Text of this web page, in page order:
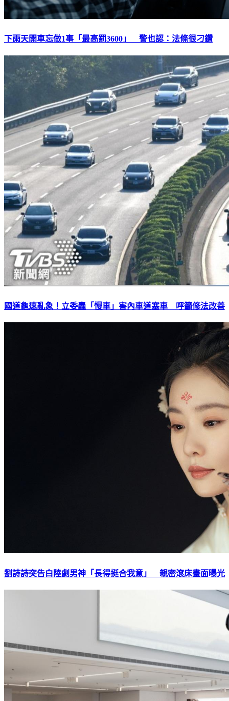
下雨天開車忘做1事「最高罰3600」 警也認：法條很刁鑽
國道龜速亂象！立委轟「慢車」害內車道塞車 呼籲修法改善
劉詩詩突告白陸劇男神「長得挺合我意」 親密滾床畫面曝光